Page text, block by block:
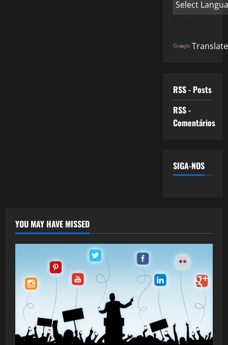
Translate
RSS - Posts
RSS -
Comentários
SIGA-NOS
YOU MAY HAVE MISSED